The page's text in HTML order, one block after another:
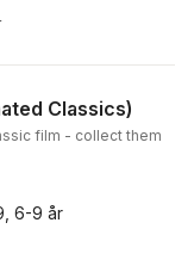
Classics)
film - collect them
6-9 år